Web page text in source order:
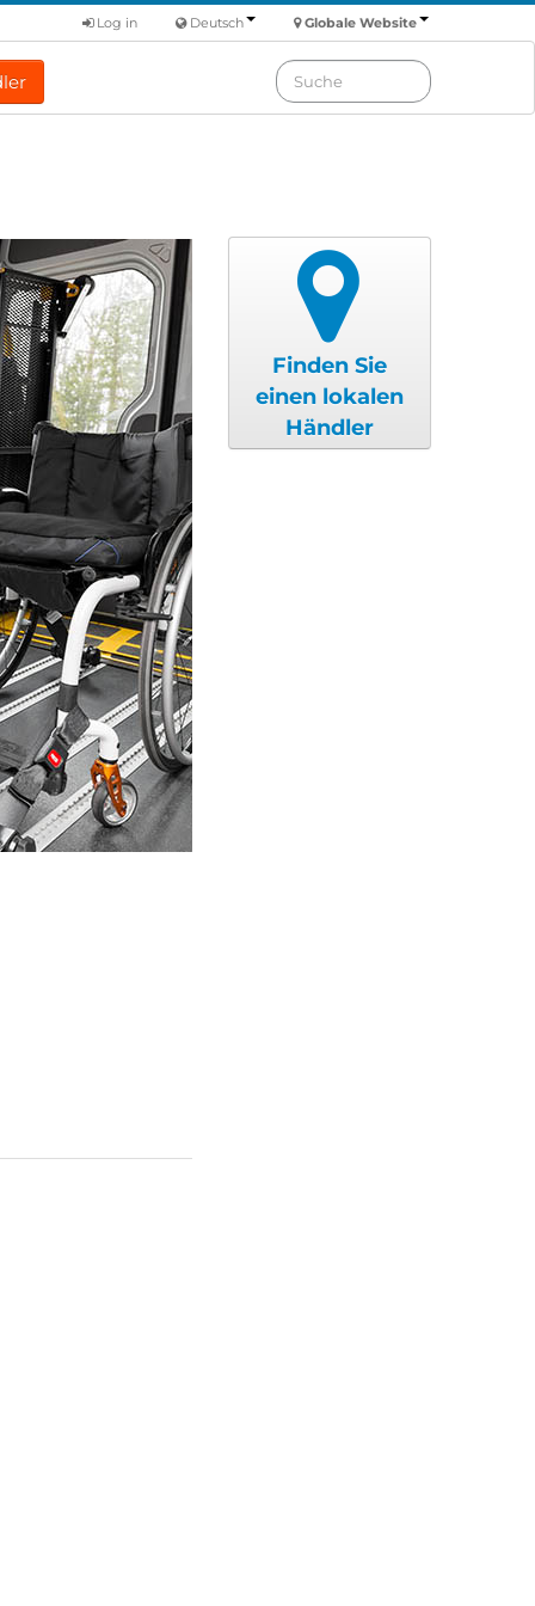
Globale Website
Deutsch
Log in
Finden Sie
einen lokalen
Händler